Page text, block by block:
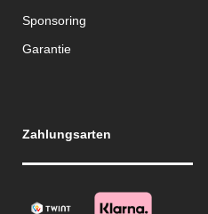
Sponsoring
Garantie
Zahlungsarten